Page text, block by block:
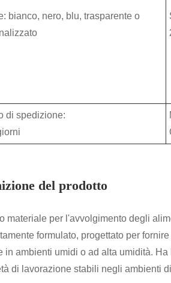
bianco, nero, blu, trasparente o
di spedizione:
del prodotto
materiale per l'avvolgimento degli
formulato, progettato per
in ambienti umidi o ad alta umidità.
di lavorazione stabili negli ambienti